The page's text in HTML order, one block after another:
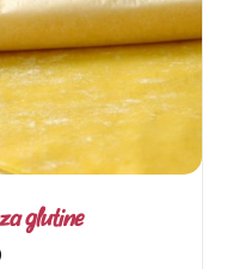
glutine